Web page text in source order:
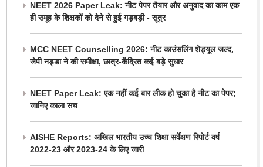
NEET 2026 Paper Leak: नीट पेपर तैयार और अनुवाद का काम एक
ही समूह के शिक्षकों को देने से हुई गड़बड़ी - सूत्र
MCC NEET Counselling 2026: नीट काउंसलिंग शेड्यूल जल्द,
जेपी नड्डा ने की समीक्षा, छात्र-केंद्रित कई बड़े सुधार
NEET Paper Leak: एक नहीं कई बार लीक हो चुका है नीट का पेपर;
जानिए काला सच
AISHE Reports: अखिल भारतीय उच्च शिक्षा सर्वेक्षण रिपोर्ट वर्ष
2022-23 और 2023-24 के लिए जारी